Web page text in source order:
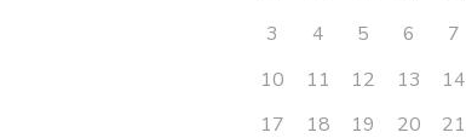
3
4 5 6 7
10
11 12 13 14
17
18 19 20 21